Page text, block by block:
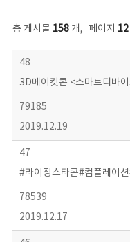
총 게시물 158개, 페이지 12
콘텐츠이슈 목록 - 번호, 제목, 작성자, 파일, 조회수, 작성일 정보 제공
48
3D메이킷콘 <스마트디바
79185
2019.12.19
47
#라이징스타콘#컴플레이
78539
2019.12.17